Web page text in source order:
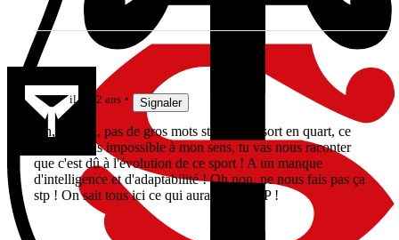
il y a 2 ans Signaler
Oh, Fabien, pas de gros mots stp ! Si on sort en quart, ce
qui n'est pas impossible à mon sens, tu vas nous raconter
que c'est dû à l'évolution de ce sport ! A un manque
d'intelligence et d'adaptabilité ! Oh non, ne nous fais pas ça
stp ! On sait tous ici ce qui aura foiré. STP !